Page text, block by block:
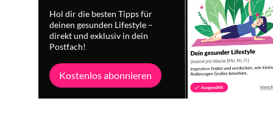
Hol dir die besten Tipps für
deinen gesunden Lifestyle –
direkt und exklusiv in dein
Postfach!
Kostenlos abonnieren